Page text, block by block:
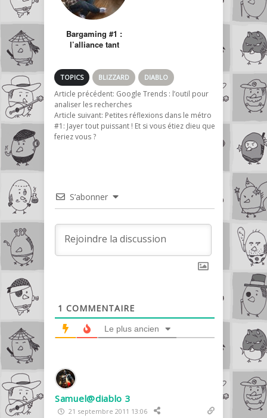
Bargaming #1 :
l’alliance tant
Alcooliques
TOPICS BLIZZARD DIABLO
Article précédent: Google Trends : l’outil pour
analiser les recherches
Article suivant: Petites réflexions dans le métro
#1: Jayer tout puissant ! Et si vous étiez dieu que
feriez vous ?
S’abonner
1 COMMENTAIRE
Le plus ancien
Samuel@diablo 3
21 septembre 2011 13:06